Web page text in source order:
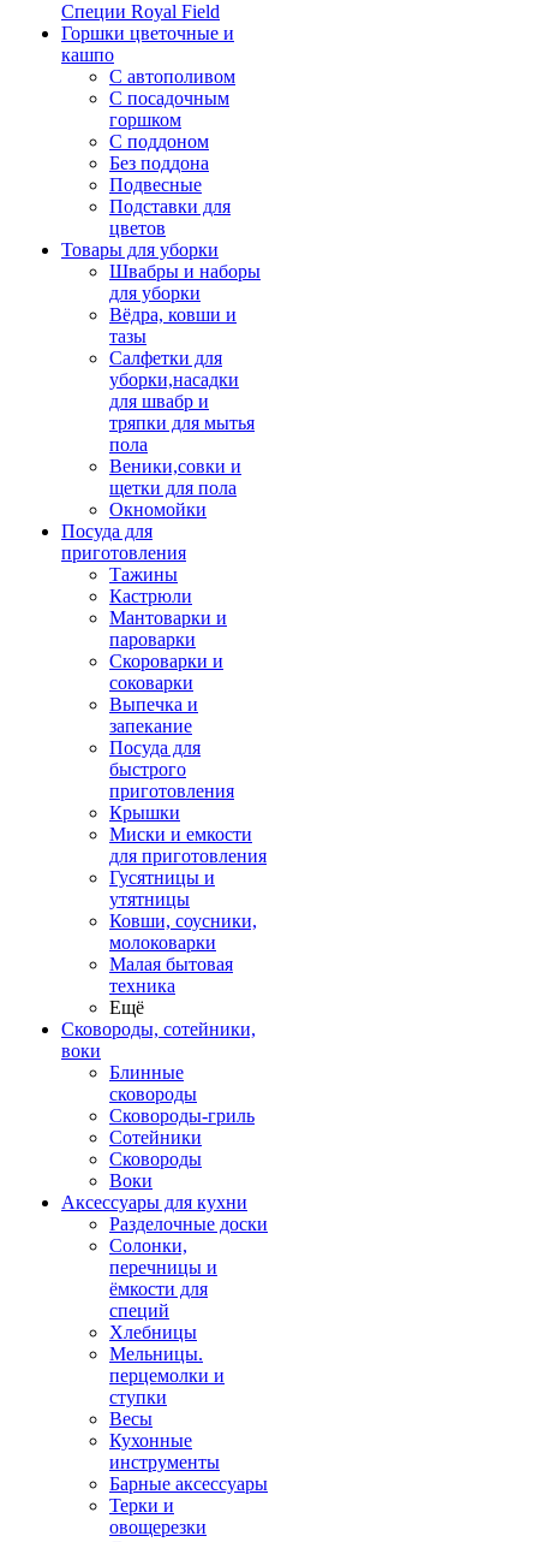
Специи Royal Field
Горшки цветочные и
кашпо
С автополивом
С посадочным
горшком
С поддоном
Без поддона
Подвесные
Подставки для
цветов
Товары для уборки
Швабры и наборы
для уборки
Вёдра, ковши и
тазы
Салфетки для
уборки,насадки
для швабр и
тряпки для мытья
пола
Веники,совки и
щетки для пола
Окномойки
Посуда для
приготовления
Тажины
Кастрюли
Мантоварки и
пароварки
Скороварки и
соковарки
Выпечка и
запекание
Посуда для
быстрого
приготовления
Крышки
Миски и емкости
для приготовления
Гусятницы и
утятницы
Ковши, соусники,
молоковарки
Малая бытовая
техника
Ещё
Сковороды, сотейники,
воки
Блинные
сковороды
Сковороды-гриль
Сотейники
Сковороды
Воки
Аксессуары для кухни
Разделочные доски
Солонки,
перечницы и
ёмкости для
специй
Хлебницы
Мельницы.
перцемолки и
ступки
Весы
Кухонные
инструменты
Барные аксессуары
Терки и
овощерезки